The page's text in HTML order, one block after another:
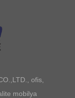
ofis,
mobilya